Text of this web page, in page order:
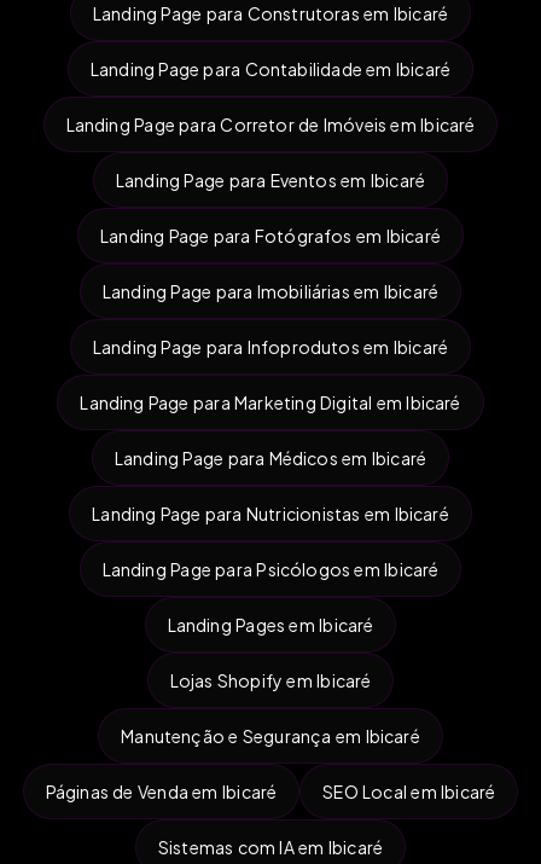
Landing Page para Construtoras em Ibicaré
Landing Page para Contabilidade em Ibicaré
Landing Page para Corretor de Imóveis em Ibicaré
Landing Page para Eventos em Ibicaré
Landing Page para Fotógrafos em Ibicaré
Landing Page para Imobiliárias em Ibicaré
Landing Page para Infoprodutos em Ibicaré
Landing Page para Marketing Digital em Ibicaré
Landing Page para Médicos em Ibicaré
Landing Page para Nutricionistas em Ibicaré
Landing Page para Psicólogos em Ibicaré
Landing Pages em Ibicaré
Lojas Shopify em Ibicaré
Manutenção e Segurança em Ibicaré
Páginas de Venda em Ibicaré SEO Local em Ibicaré
Sistemas com IA em Ibicaré